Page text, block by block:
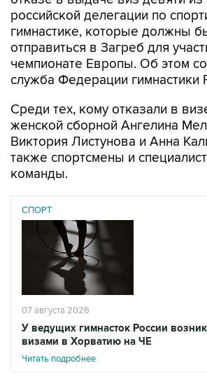
российской делегации по
гимнастике, которые должны
отправиться в Загреб для
чемпионате Европы. Об этом
служба Федерации гимнастики
Среди тех, кому отказали в
женской сборной Ангелина
Виктория Листунова и Анна
также спортсмены и
команды.
СПОРТ
07 августа 2026
У ведущих гимнасток России
визами в Хорватию на ЧЕ
Читать подробнее